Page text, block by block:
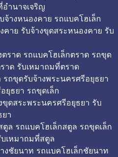
ำนาจเจริญ
างหนองคาย รถแบคโฮเล็ก
าย รับจ้างขุดสระหนองคาย รับ
ราด รถแบคโฮเล็กตราด รถขุด
าด รับเหมาถมที่ตราด
ถขุดรับจ้างพระนครศรีอยุธยา
ยุธยา รถขุดเล็ก
ดสระพระนครศรีอยุธยา รับ
า
ล รถแบคโฮเล็กสตูล รถขุดเล็ก
เหมาถมที่สตูล
งชัยนาท รถแบคโฮเล็กชัยนาท